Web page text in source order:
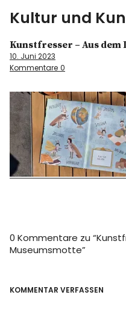
Kultur und
kultur & kunst
Spiele
Konzerte
Museen bei…
Über mich
Kunstfresser – Aus dem
10. Juni 2023
Kommentare 0
0 Kommentare zu “
Museumsmotte”
KOMMENTAR VERFASSEN